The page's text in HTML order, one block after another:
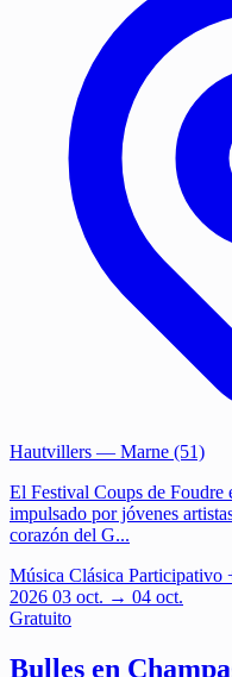
Hautvillers — Marne (51)
El Festival Coups de Foudre
impulsado por jóvenes
corazón del G...
Música Clásica Participativo
2026 03 oct. → 04 oct.
Gratuito
Bulles en